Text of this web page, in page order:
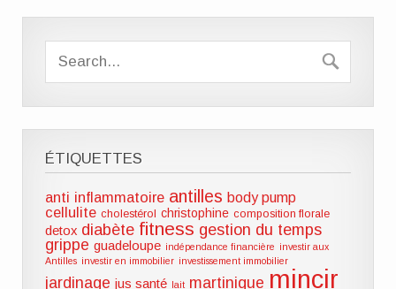
ÉTIQUETTES
anti inflammatoire antilles body pump
cellulite cholestérol christophine composition florale
detox diabète fitness gestion du temps
grippe guadeloupe indépendance financière investir aux
Antilles investir en immobilier investissement immobilier
jardinage jus santé lait martinique mincir